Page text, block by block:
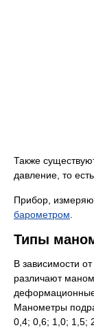
Также
давление, то
Прибор,
барометром
Типы
В зависимости
различают
Манометры
0,4; 0,6; 1,0; 1,5;